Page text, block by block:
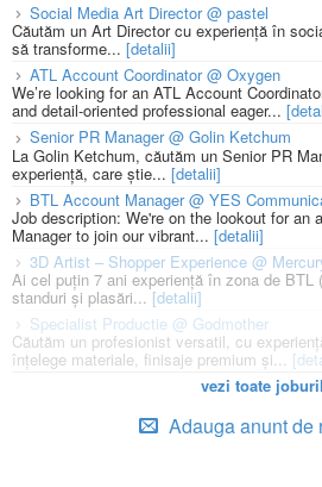
Social Media Art Director @ pastel
Căutăm un Art Director cu experiență în
să transforme... [detalii]
ATL Account Coordinator @ Oxygen
We’re looking for an ATL Account
and detail-oriented professional eager...
Senior PR Manager @ Golin Ketchum
La Golin Ketchum, căutăm un Senior PR
experiență, care știe... [detalii]
BTL Account Manager @ YES
Job description: We're on the lookout for an
Manager to join our vibrant... [detalii]
3D Artist – Shopper Experience @
Ai cel puțin 7 ani experiență în zona de BTL
standuri și plasări...[detalii]
Specialist Productie @ Godmother
Căutăm un profesionist versatil, cu
înțelege materiale, finisaje premium și...
vezi toate
Adauga anunt de